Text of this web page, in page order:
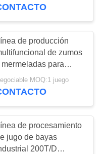
del
241
jugo y puré
de producción
de zumos
mermeladas para
procesadoras de
MOQ:1 juego
de procesamiento
jugo de bayas
200T/D